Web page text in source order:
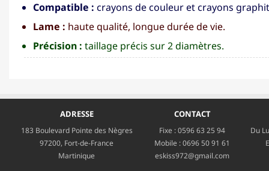
Compatible : crayons de couleur et crayons
Lame : haute qualité, longue durée de vie.
Précision : taillage précis sur 2 diamètres.
ADRESSE
183 Boulevard Pointe des Nègres
97200, Fort-de-France
Martinique
CONTACT
Fixe :0596 63 25 94
Mobile :0696 50 91 61
eskiss972@gmail.com
Du